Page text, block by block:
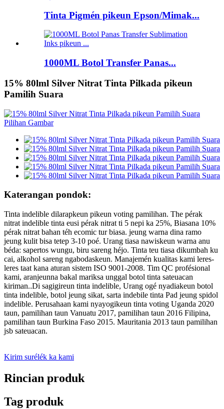
Tinta Pigmén pikeun Epson/Mimak...
1000ML Botol Transfer Panas...
15% 80lml Silver Nitrat Tinta Pilkada pikeun
Pamilih Suara
Katerangan pondok:
Tinta indelible dilarapkeun pikeun voting pamilihan. The pérak
nitrat indelible tinta eusi pérak nitrat ti 5 nepi ka 25%, Biasana 10%
pérak nitrat bahan téh ecomic tur biasa. jeung warna dina ramo
jeung kulit bisa tetep 3-10 poé. Urang tiasa nawiskeun warna anu
béda: sapertos wungu, biru sareng héjo. Tinta teu tiasa dikumbah ku
cai, alkohol sareng ngabodaskeun. Manajemén kualitas kami leres-
leres taat kana aturan sistem ISO 9001-2008. Tim QC profésional
kami, aranjeunna bakal mariksa unggal botol tinta sateuacan
kiriman..Di sagigireun tinta indelible, Urang ogé nyadiakeun botol
tinta indelible, botol jeung sikat, sarta indebile tinta Pad jeung spidol
indelible. Perusahaan kami nyayogikeun tinta voting Uganda 2020
taun, pamilihan taun Vanuatu 2017, pamilihan taun 2016 Filipina,
pamilihan taun Burkina Faso 2015. Mauritania 2013 taun pamilihan
jsb sateuacan.
Kirim surélék ka kami
Rincian produk
Tag produk